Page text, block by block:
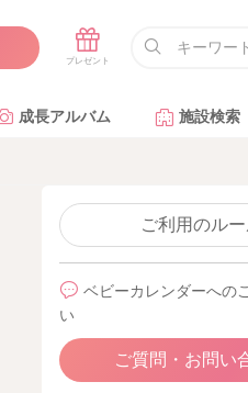
成長アルバム 施設検索
ご利用のル
ベビーカレンダーへの
い
ご質問・お問い